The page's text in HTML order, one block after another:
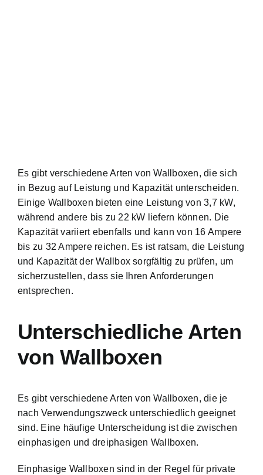
Es gibt verschiedene Arten von Wallboxen, die sich
in Bezug auf Leistung und Kapazität unterscheiden.
Einige Wallboxen bieten eine Leistung von 3,7 kW,
während andere bis zu 22 kW liefern können. Die
Kapazität variiert ebenfalls und kann von 16 Ampere
bis zu 32 Ampere reichen. Es ist ratsam, die Leistung
und Kapazität der Wallbox sorgfältig zu prüfen, um
sicherzustellen, dass sie Ihren Anforderungen
entsprechen.
Unterschiedliche Arten
von Wallboxen
Es gibt verschiedene Arten von Wallboxen, die je
nach Verwendungszweck unterschiedlich geeignet
sind. Eine häufige Unterscheidung ist die zwischen
einphasigen und dreiphasigen Wallboxen.
Einphasige Wallboxen sind in der Regel für private